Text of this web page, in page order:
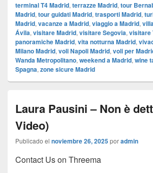
terminal T4 Madrid, terrazze Madrid, tour
Madrid, tour guidati Madrid, trasporti Madrid,
Madrid, vacanze a Madrid, viaggio a Madrid,
Ávila, visitare Madrid, visitare Segovia, visitare
panoramiche Madrid, vita notturna Madrid,
Milano Madrid, voli Napoli Madrid, voli per
Wanda Metropolitano, weekend a Madrid, wine
Spagna, zone sicure Madrid
Laura Pausini – Non è
Video)
Publicado el noviembre 26, 2025poradmin
Contact Us on Threema